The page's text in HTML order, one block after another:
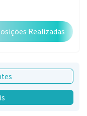
Realizadas